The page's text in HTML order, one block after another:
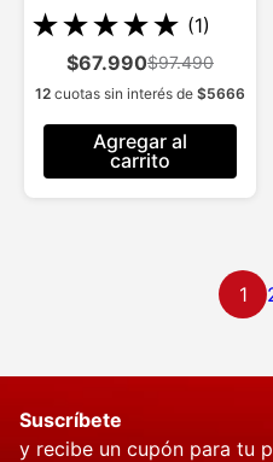
Manzana Quema
Grasa Sin Azúcar
★★★★★ (1)
$67.990$97.490
12 cuotas sin interés de $5666
Agregar al
carrito
1
Suscríbete
y recibe un cupón para tu